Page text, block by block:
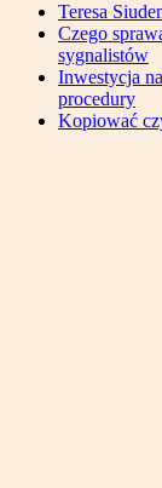
Teresa
Czego
sygnalistów
Inwestycja
procedury
Kopiować